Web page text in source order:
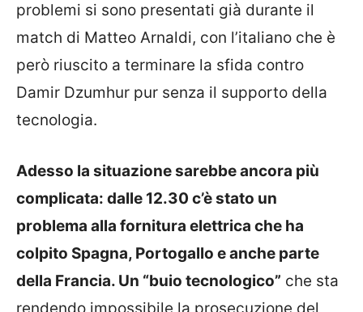
problemi si sono presentati già durante il
match di Matteo Arnaldi, con l’italiano che è
però riuscito a terminare la sfida contro
Damir Dzumhur pur senza il supporto della
tecnologia.
Adesso la situazione sarebbe ancora più
complicata: dalle 12.30 c’è stato un
problema alla fornitura elettrica che ha
colpito Spagna, Portogallo e anche parte
della Francia. Un “buio tecnologico” che sta
rendendo impossibile la prosecuzione del